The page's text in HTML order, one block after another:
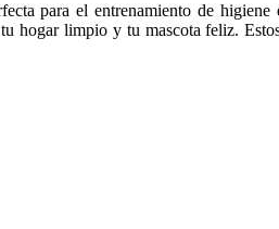
para el entrenamiento de
hogar limpio y tu mascota feliz.